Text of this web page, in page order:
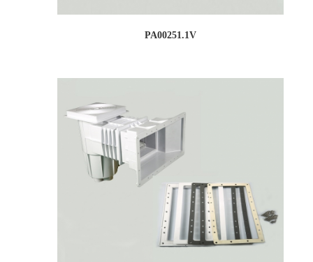
PA00251.1V